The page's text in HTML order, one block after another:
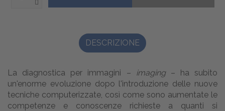
DESCRIZIONE
La diagnostica per immagini – imaging – ha subito
un'enorme evoluzione dopo l'introduzione delle nuove
tecniche computerizzate, così come sono aumentate le
competenze e conoscenze richieste a quanti si